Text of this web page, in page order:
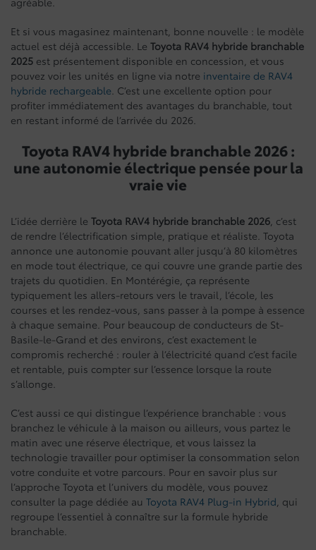
Et si vous magasinez maintenant, bonne nouvelle : le modèle
actuel est déjà accessible. Le Toyota RAV4 hybride branchable
2025 est présentement disponible en concession, et vous
pouvez voir les unités en ligne via notre inventaire de RAV4
hybride rechargeable. C’est une excellente option pour
profiter immédiatement des avantages du branchable, tout
en restant informé de l’arrivée du 2026.
Toyota RAV4 hybride branchable 2026 :
une autonomie électrique pensée pour la
vraie vie
L’idée derrière le Toyota RAV4 hybride branchable 2026, c’est
de rendre l’électrification simple, pratique et réaliste. Toyota
annonce une autonomie pouvant aller jusqu’à 80 kilomètres
en mode tout électrique, ce qui couvre une grande partie des
trajets du quotidien. En Montérégie, ça représente
typiquement les allers-retours vers le travail, l’école, les
courses et les rendez-vous, sans passer à la pompe à essence
à chaque semaine. Pour beaucoup de conducteurs de St-
Basile-le-Grand et des environs, c’est exactement le
compromis recherché : rouler à l’électricité quand c’est facile
et rentable, puis compter sur l’essence lorsque la route
s’allonge.
C’est aussi ce qui distingue l’expérience branchable : vous
branchez le véhicule à la maison ou ailleurs, vous partez le
matin avec une réserve électrique, et vous laissez la
technologie travailler pour optimiser la consommation selon
votre conduite et votre parcours. Pour en savoir plus sur
l’approche Toyota et l’univers du modèle, vous pouvez
consulter la page dédiée au Toyota RAV4 Plug-in Hybrid, qui
regroupe l’essentiel à connaître sur la formule hybride
branchable.